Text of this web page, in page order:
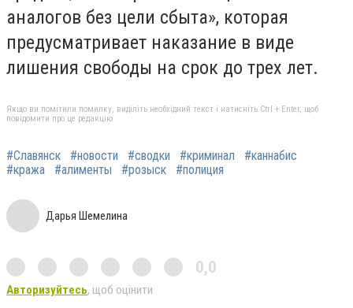
аналогов без цели сбыта», которая
предусматривает наказание в виде
лишения свободы на срок до трех лет.
Якщо ви помітили помилку, виділіть необхідний текст і натисніть Ctrl + Enter, щоб
повідомити про це редакцію
#Славянск #новости #сводки #криминал
#каннабис
#кража
#алименты #розыск #полиция
Дарья Шемелина
0,0
Авторизуйтесь, щоб оцінити